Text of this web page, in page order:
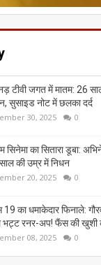
टीवी जगत में मातम: 26
सुसाइड नोट में छलका दर्द
30, 2025 0
सिनेमा का सितारा डूबा:
की उम्र में निधन
20, 2025 0
19 का धमाकेदार फिनाले:
भट्ट रनर-अप! फैंस की खुशी
08, 2025 0